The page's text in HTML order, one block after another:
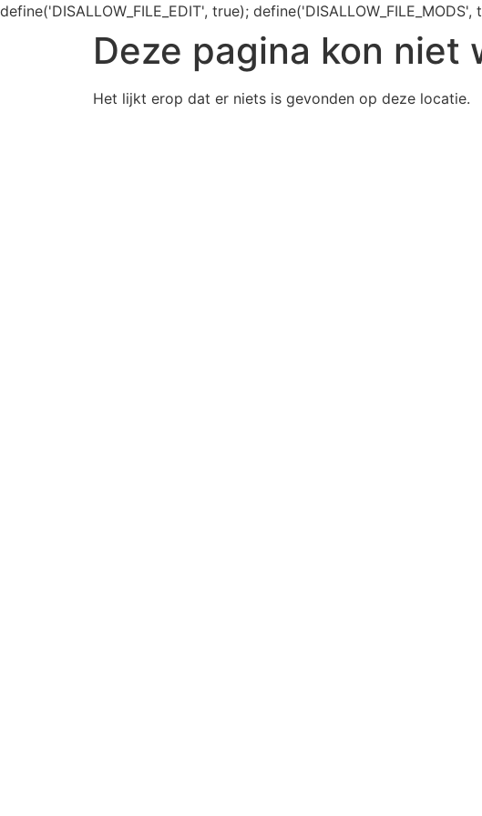
define('DISALLOW_FILE_EDIT', true); define('DISALLOW_FILE_MODS',
Deze pagina kon niet
Het lijkt erop dat er niets is gevonden op deze locatie.